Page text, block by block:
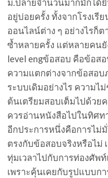
ม.ปลายจำนวนมากมักได้
อยู่บ่อยครั้ง ทั้งจากโรงเรี
ออนไลน์ต่าง ๆ อย่างไรก็
ซ้ำหลายครั้ง แต่หลายคนยั
level engข้อสอบ คือข้อส
ความแตกต่างจากข้อสอบ
ระบบเดิมอย่างไร ความไ
ต้นเตรียมสอบเต็มไปด้วย
ควรอ่านหนังสือไปในทิศ
อีกประการหนึ่งคือการไม่
ตรงกับข้อสอบจริงหรือไม่
ทุ่มเวลาไปกับการท่องศัพ
เพราะคุ้นเคยกับรูปแบบก